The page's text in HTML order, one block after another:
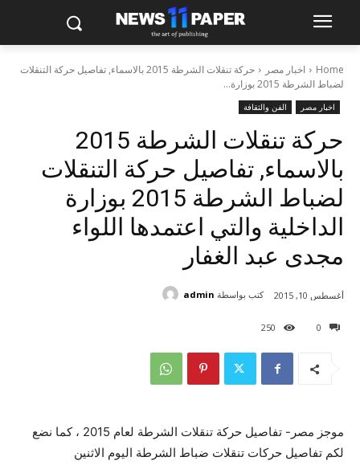
Home اخبار مصر
حركة تنقلات الشرطة 2015 بالاسماء, تفاصيل حركة التنقلات
لضباط الشرطة 2015 بوزارة...
اخبار مصر الفن والثقافة
حركة تنقلات الشرطة 2015
بالاسماء, تفاصيل حركة التنقلات
لضباط الشرطة 2015 بوزارة
الداخلية والتي اعتمدها اللواء
مجدى عبد الغفار
0
250
أغسطس 10, 2015 كتب بواسطة admin
موجز مصر- تفاصيل حركة تنقلات الشرطة لعام 2015 ، كما نضع
لكم تفاصيل حركات تنقلات ضباط الشرطة اليوم الاثنين